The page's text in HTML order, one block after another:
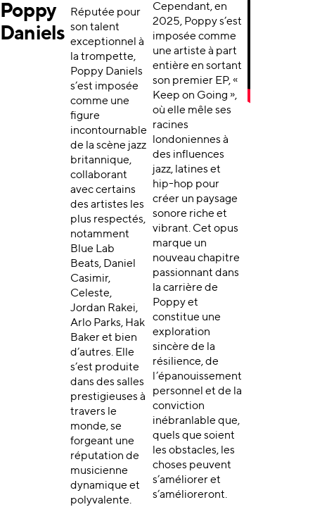
Poppy
Daniels
Réputée pour
son talent
exceptionnel à
la trompette,
Poppy Daniels
s’est imposée
comme une
figure
incontournable
de la scène jazz
britannique,
collaborant
avec certains
des artistes les
plus respectés,
notamment
Blue Lab
Beats, Daniel
Casimir,
Celeste,
Jordan Rakei,
Arlo Parks, Hak
Baker et bien
d’autres. Elle
s’est produite
dans des salles
prestigieuses à
travers le
monde, se
forgeant une
réputation de
musicienne
dynamique et
polyvalente.
Cependant, en
2025, Poppy s’est
imposée comme
une artiste à part
entière en sortant
son premier EP, «
Keep on Going »,
où elle mêle ses
racines
londoniennes à
des influences
jazz, latines et
hip-hop pour
créer un paysage
sonore riche et
vibrant. Cet opus
marque un
nouveau chapitre
passionnant dans
la carrière de
Poppy et
constitue une
exploration
sincère de la
résilience, de
l’épanouissement
personnel et de la
conviction
inébranlable que,
quels que soient
les obstacles, les
choses peuvent
s’améliorer et
s’amélioreront.